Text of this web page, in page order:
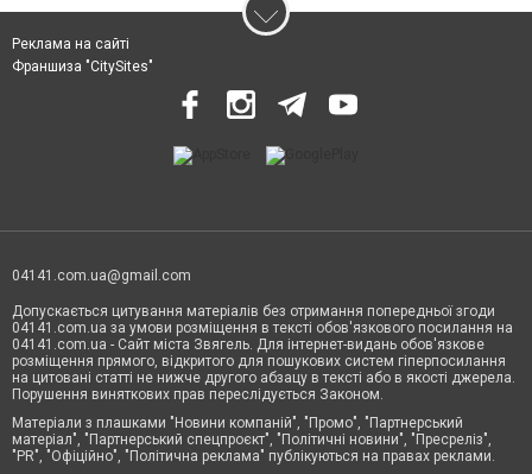
Реклама на сайті
Франшиза "CitySites"
04141.com.ua@gmail.com
Допускається цитування матеріалів без отримання попередньої згоди
04141.com.ua за умови розміщення в тексті обов'язкового посилання на
04141.com.ua - Сайт міста Звягель. Для інтернет-видань обов'язкове
розміщення прямого, відкритого для пошукових систем гіперпосилання
на цитовані статті не нижче другого абзацу в тексті або в якості джерела.
Порушення виняткових прав переслідується Законом.
Матеріали з плашками "Новини компаній", "Промо", "Партнерський
матеріал", "Партнерський спецпроєкт", "Політичні новини", "Пресреліз",
"PR", "Офіційно", "Політична реклама" публікуються на правах реклами.